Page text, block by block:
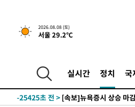
2026.08.08 (토)
서울 29.2℃
실시간 정치 국
-32299초 전 >
'최고 37도' 폭염 지속
-25425초 전 >[속보]뉴욕증시 상승
-32299초 전 > '최고 37도' 폭염 지속…